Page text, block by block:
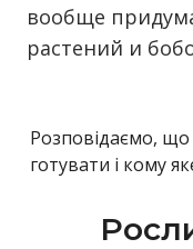
вообще
растений и
Розповідаємо,
готувати і кому